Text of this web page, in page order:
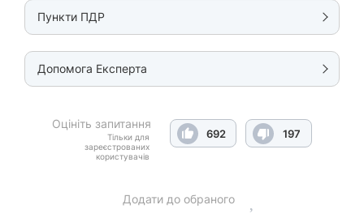
Пункти ПДР
Допомога Експерта
Оцініть запитання
Тільки для
зареєстрованих
користувачів
692 197
Додати до обраного